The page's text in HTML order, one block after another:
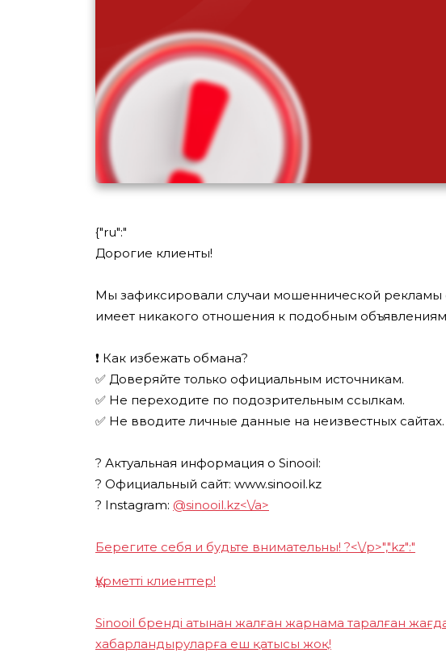
{"ru":"
Дорогие клиенты!
Мы зафиксировали случаи мошеннической рекламы
имеет никакого отношения к подобным
❗ Как избежать обмана?
✅ Доверяйте только официальным источникам.
✅ Не переходите по подозрительным ссылкам.
✅ Не вводите личные данные на неизвестных сайтах.
? Актуальная информация о Sinooil:
? Официальный сайт: www.sinooil.kz
? Instagram: @sinooil.kz<\/a>
Берегите себя и будьте внимательны! ?<\/p>","kz":"
Құрметті клиенттер!
Sinooil бренді атынан жалған жарнама таралған
хабарландыруларға еш қатысы жоқ!